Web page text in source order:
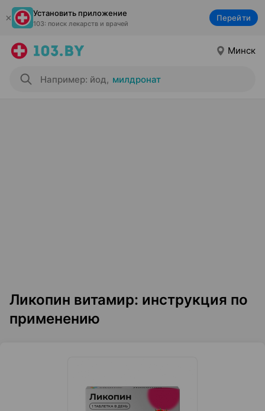
Установить приложение
103: поиск лекарств и врачей
Перейти
Минск
Например: йод, милдронат
Ликопин витамир: инструкция по
применению